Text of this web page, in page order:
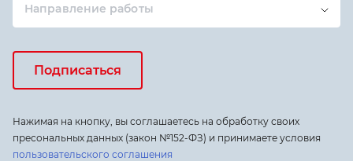
Направление работы
Подписаться
Нажимая на кнопку, вы соглашаетесь на обработку своих
пресональных данных (закон №152-ФЗ) и принимаете условия
пользовательского соглашения